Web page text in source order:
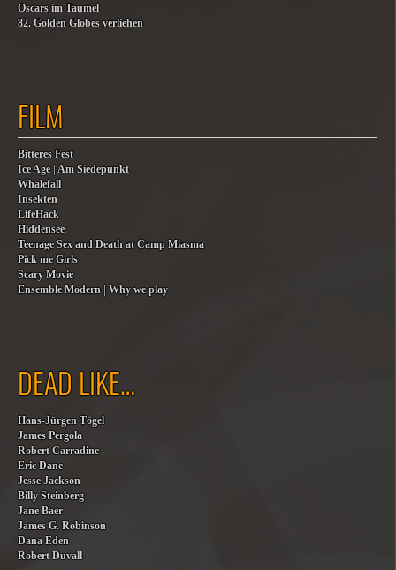
Oscars im Taumel
82. Golden Globes verliehen
FILM
Bitteres Fest
Ice Age | Am Siedepunkt
Whalefall
Insekten
LifeHack
Hiddensee
Teenage Sex and Death at Camp Miasma
Pick me Girls
Scary Movie
Ensemble Modern | Why we play
DEAD LIKE…
Hans-Jürgen Tögel
James Pergola
Robert Carradine
Eric Dane
Jesse Jackson
Billy Steinberg
Jane Baer
James G. Robinson
Dana Eden
Robert Duvall